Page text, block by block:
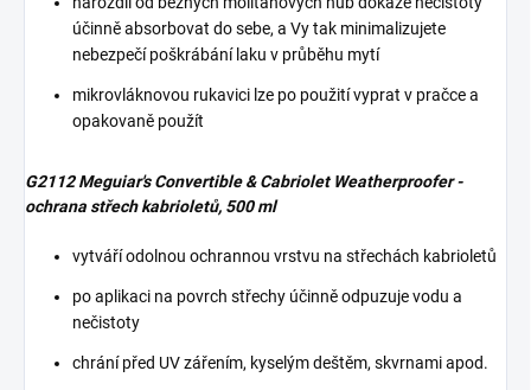
účinně absorbovat do sebe, a Vy tak minimalizujete
nebezpečí poškrábání laku v průběhu mytí
mikrovláknovou rukavici lze po použití vyprat v pračce a
opakovaně použít
G2112 Meguiar's Convertible & Cabriolet Weatherproofer -
ochrana střech kabrioletů, 500 ml
vytváří odolnou ochrannou vrstvu na střechách kabrioletů
po aplikaci na povrch střechy účinně odpuzuje vodu a
nečistoty
chrání před UV zářením, kyselým deštěm, skvrnami apod.